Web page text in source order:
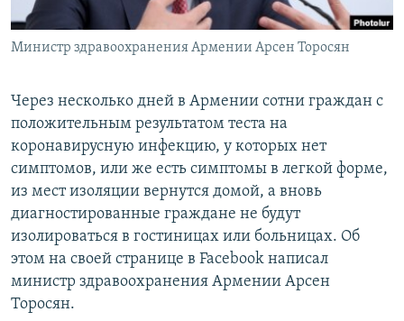
Все сайты Радио Азатутюн
Министр здравоохранения Армении Арсен Торосян
Через несколько дней в Армении сотни граждан с
положительным результатом теста на
коронавирусную инфекцию, у которых нет
симптомов, или же есть симптомы в легкой форме,
из мест изоляции вернутся домой, а вновь
диагностированные граждане не будут
изолироваться в гостиницах или больницах. Об
этом на своей странице в Facebook написал
министр здравоохранения Армении Арсен
Торосян.